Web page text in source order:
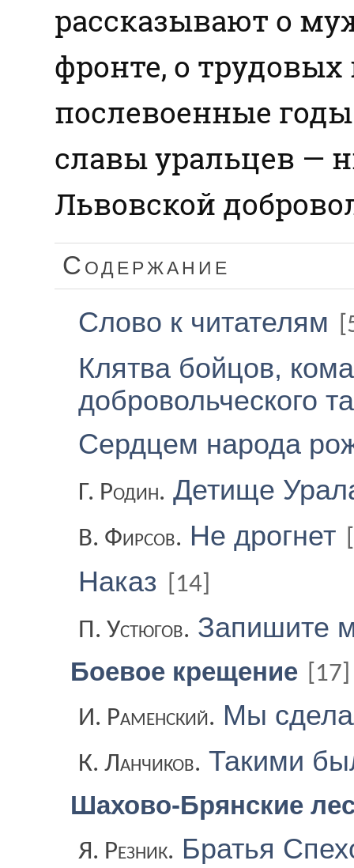
рассказывают о
фронте, о трудовых
послевоенные
славы уральцев —
Львовской
Содержание
Слово к читателям
Клятва бойцов,
добровольческого
Сердцем народа
Г. Родин. Детище
В. Фирсов. Не дрогнет
Наказ
[14]
П. Устюгов. Запишите
Боевое крещение
[17]
И. Раменский. Мы
К. Ланчиков. Такими
Шахово-Брянские
Я. Резник. Братья